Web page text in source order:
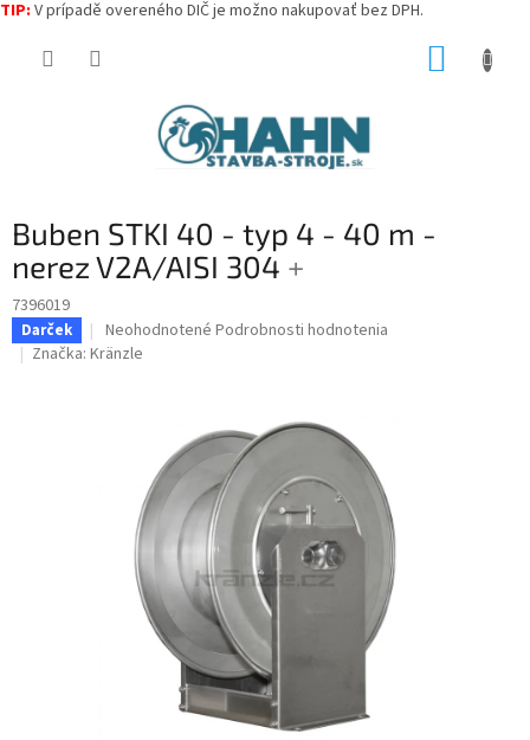
TIP: V prípadě overeného DIČ je možno nakupovať bez DPH.
Buben STKI 40 - typ 4 - 40 m -
nerez V2A/AISI 304 +
7396019
Darček
Priemerné
hodnotenie
hviezdičiek.
Neohodnotené Podrobnosti hodnotenia
Značka: Kränzle